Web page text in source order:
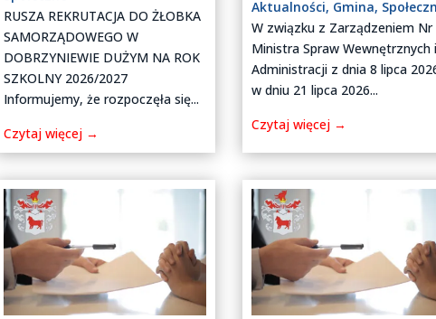
RUSZA REKRUTACJA DO ŻŁOBKA
SAMORZĄDOWEGO W
DOBRZYNIEWIE DUŻYM NA ROK
SZKOLNY 2026/2027
Informujemy, że rozpoczęła się...
Czytaj więcej →
Aktualności, Gmina,
W związku z Zarządzeniem Nr
Ministra Spraw Wewnętrznych
Administracji z dnia 8 lipca
w dniu 21 lipca 2026...
Czytaj więcej →